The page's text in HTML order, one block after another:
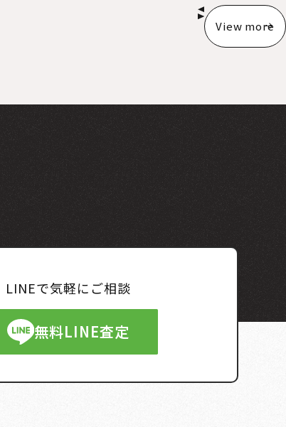
View more
LINEで気軽にご相談
無料LINE査定